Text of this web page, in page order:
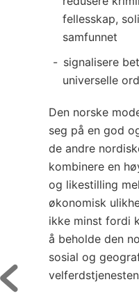
fellesskap,
samfunnet
signalisere
universelle
Den norske
seg på en god
de andre
kombinere en
og likestilling
økonomisk
ikke minst fordi
å beholde den
sosial og